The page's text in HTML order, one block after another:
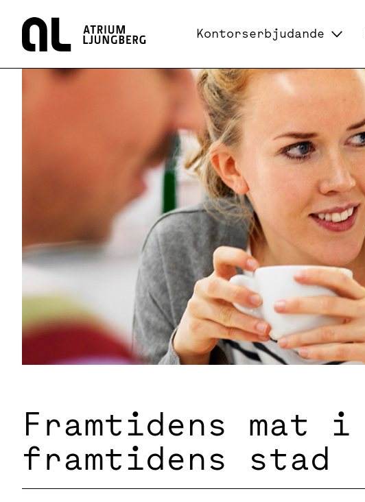
Hem
Kontorserbjudande
Framtidens mat i
framtidens stad